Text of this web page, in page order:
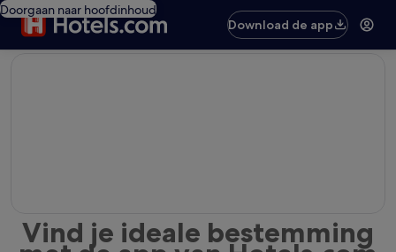
Doorgaan naar hoofdinhoud
Download de app
Vind je ideale bestemming